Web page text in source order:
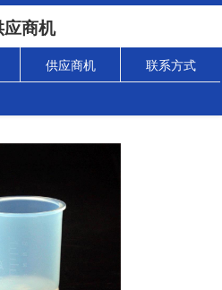
应商机
供应商机 联系方式